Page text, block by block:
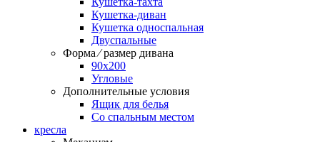
Кушетка-диван
Кушетка односпальная
Двуспальные
Форма ⁄ размер дивана
90х200
Угловые
Дополнительные условия
Ящик для белья
Со спальным местом
кресла